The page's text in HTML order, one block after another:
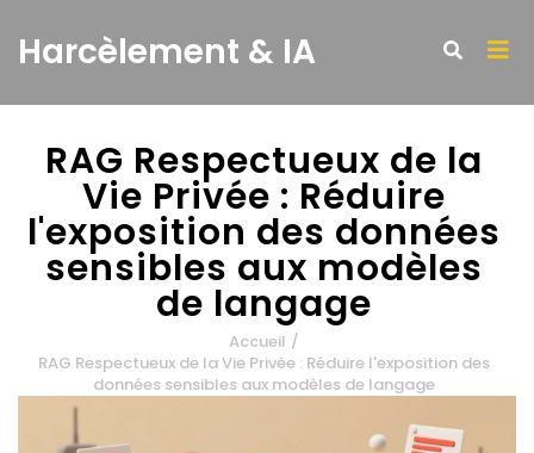
Harcèlement & IA
RAG Respectueux de la
Vie Privée : Réduire
l'exposition des données
sensibles aux modèles
de langage
Accueil /
RAG Respectueux de la Vie Privée : Réduire l'exposition des
données sensibles aux modèles de langage